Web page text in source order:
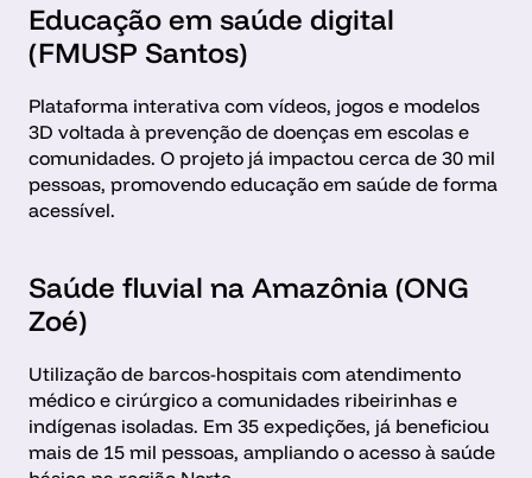
Educação em saúde digital
(FMUSP Santos)
Plataforma interativa com vídeos, jogos e modelos
3D voltada à prevenção de doenças em escolas e
comunidades. O projeto já impactou cerca de 30 mil
pessoas, promovendo educação em saúde de forma
acessível.
Saúde fluvial na Amazônia (ONG
Zoé)
Utilização de barcos-hospitais com atendimento
médico e cirúrgico a comunidades ribeirinhas e
indígenas isoladas. Em 35 expedições, já beneficiou
mais de 15 mil pessoas, ampliando o acesso à saúde